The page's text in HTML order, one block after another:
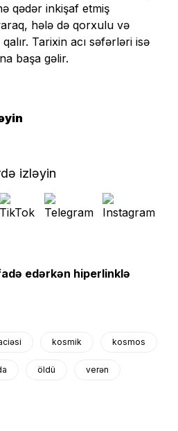
qədər inkişaf etmiş
hələ də qorxulu və
Tarixin acı səfərləri isə
başa gəlir.
izləyin
edərkən hiperlinklə
kosmik kosmos
öldü verən